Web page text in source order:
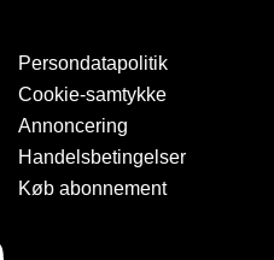
Persondatapolitik
Cookie-samtykke
Annoncering
Handelsbetingelser
Køb abonnement